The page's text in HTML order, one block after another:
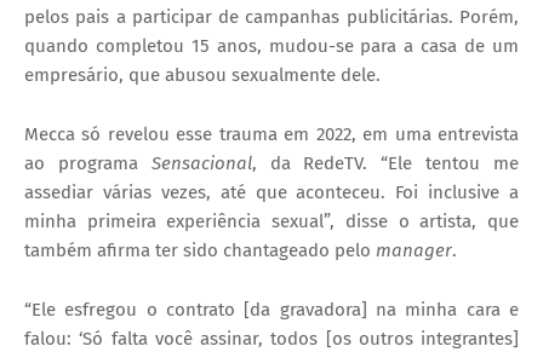
pelos pais a participar de campanhas publicitárias. Porém,
quando completou 15 anos, mudou-se para a casa de um
empresário, que abusou sexualmente dele.
Mecca só revelou esse trauma em 2022, em uma entrevista
ao programa Sensacional, da RedeTV. “Ele tentou me
assediar várias vezes, até que aconteceu. Foi inclusive a
minha primeira experiência sexual”, disse o artista, que
também afirma ter sido chantageado pelo manager.
“Ele esfregou o contrato [da gravadora] na minha cara e
falou: ‘Só falta você assinar, todos [os outros integrantes]